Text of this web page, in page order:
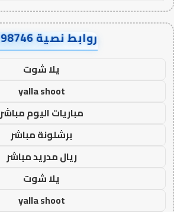
روابط نصية AA98746
يلا شوت
yalla shoot
مباريات اليوم مباشر
برشلونة مباشر
ريال مدريد مباشر
يلا شوت
yalla shoot